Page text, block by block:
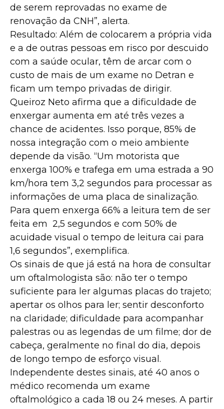
de serem reprovadas no exame de
renovação da CNH”, alerta.
Resultado: Além de colocarem a própria vida
e a de outras pessoas em risco por descuido
com a saúde ocular, têm de arcar com o
custo de mais de um exame no Detran e
ficam um tempo privadas de dirigir.
Queiroz Neto afirma que a dificuldade de
enxergar aumenta em até três vezes a
chance de acidentes. Isso porque, 85% de
nossa integração com o meio ambiente
depende da visão. “Um motorista que
enxerga 100% e trafega em uma estrada a 90
km/hora tem 3,2 segundos para processar as
informações de uma placa de sinalização.
Para quem enxerga 66% a leitura tem de ser
feita em 2,5 segundos e com 50% de
acuidade visual o tempo de leitura cai para
1,6 segundos”, exemplifica.
Os sinais de que já está na hora de consultar
um oftalmologista são: não ter o tempo
suficiente para ler algumas placas do trajeto;
apertar os olhos para ler; sentir desconforto
na claridade; dificuldade para acompanhar
palestras ou as legendas de um filme; dor de
cabeça, geralmente no final do dia, depois
de longo tempo de esforço visual.
Independente destes sinais, até 40 anos o
médico recomenda um exame
oftalmológico a cada 18 ou 24 meses. A partir